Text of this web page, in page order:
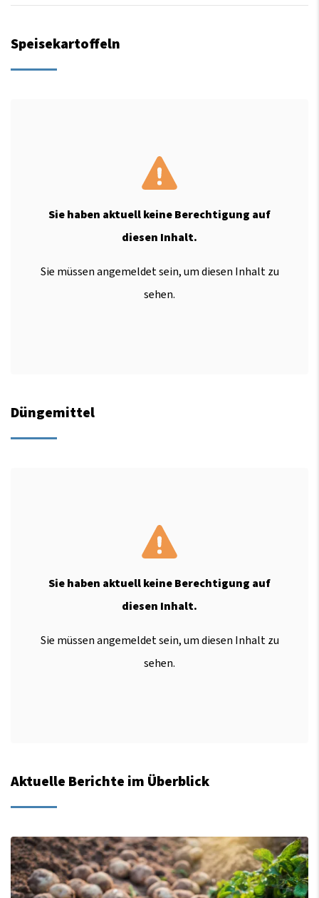
Speisekartoffeln
Sie haben aktuell keine Berechtigung auf
diesen Inhalt.
Sie müssen angemeldet sein, um diesen Inhalt zu
sehen.
Düngemittel
Sie haben aktuell keine Berechtigung auf
diesen Inhalt.
Sie müssen angemeldet sein, um diesen Inhalt zu
sehen.
Aktuelle Berichte im Überblick